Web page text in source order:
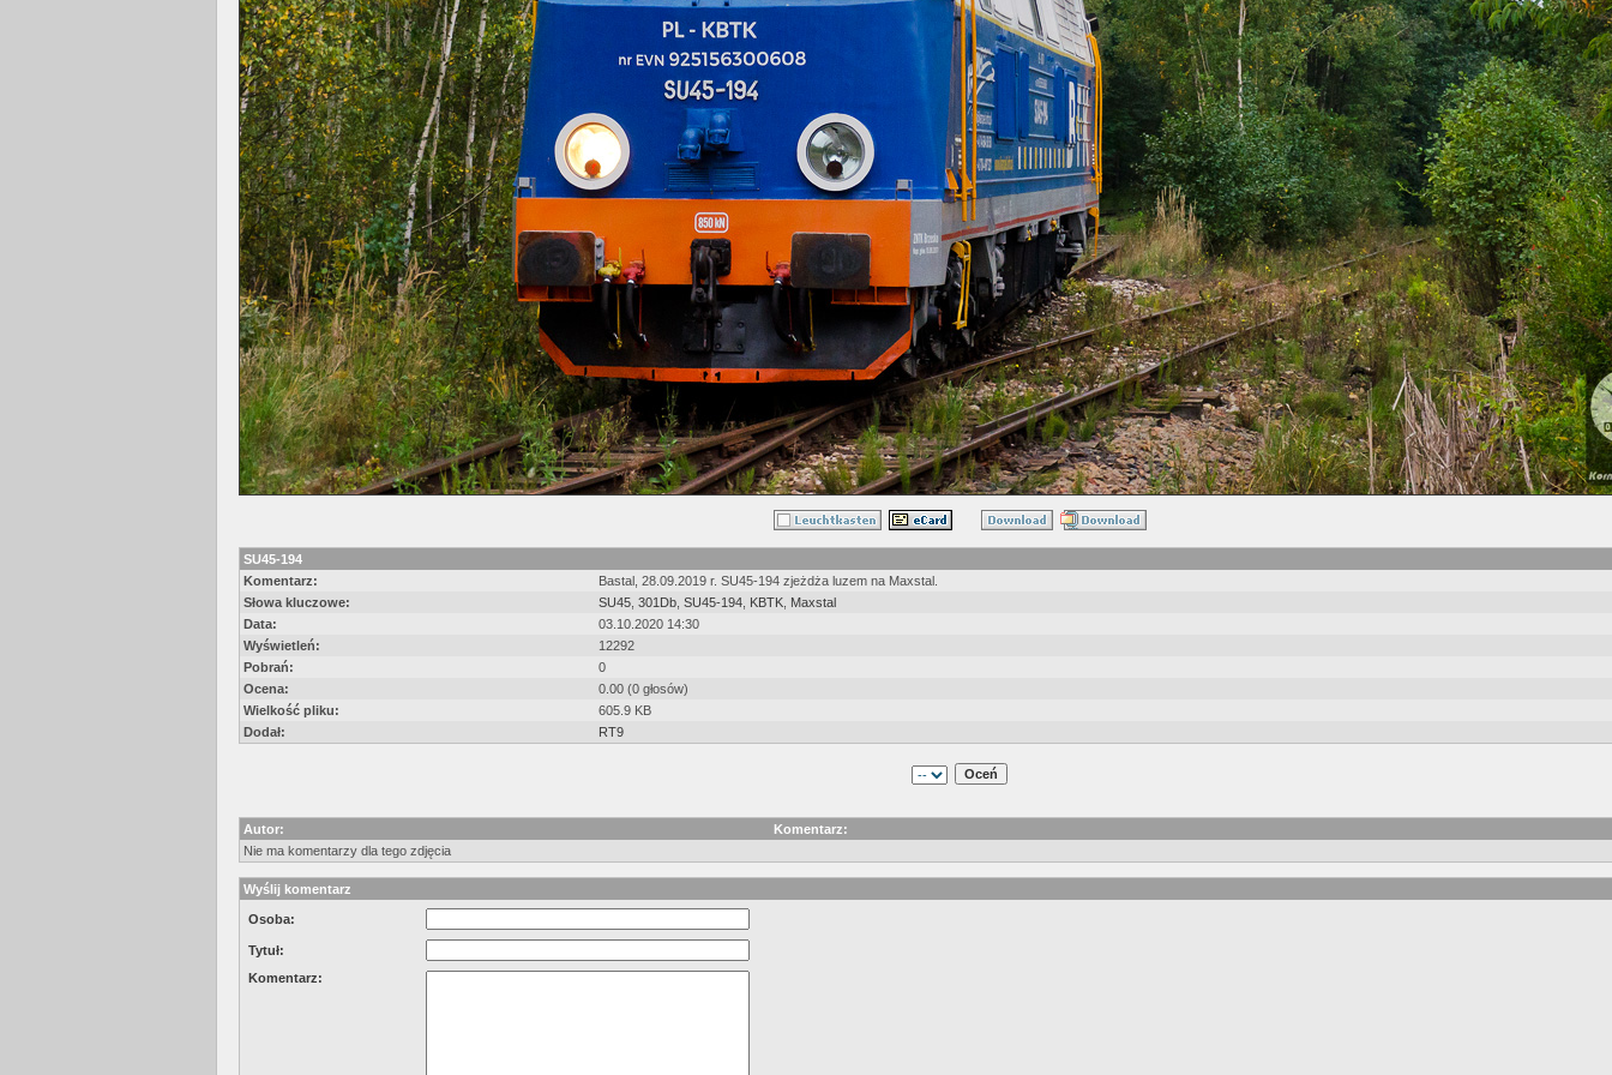
SU45-194
Komentarz:
Bastal, 28.09.2019 r. SU45-194 zjeżdża luzem na Maxstal.
Słowa kluczowe:
SU45 301Db SU45-194 KBTK Maxstal
Data:
03.10.2020 14:30
Wyświetleń:
12292
Pobrań:
0
Ocena:
0.00 (0 głosów)
Wielkość pliku:
605.9 KB
Dodał:
RT9
Autor:
Komentarz:
Nie ma komentarzy dla tego zdjęcia
Wyślij komentarz
Osoba:
Tytuł:
Komentarz: